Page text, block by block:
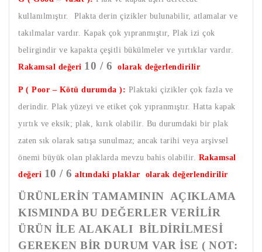
kullanılmıştır. Plakta derin çizikler bulunabilir, atlamalar ve
takılmalar vardır. Kapak çok yıpranmıştır, Plak izi çok
belirgindir ve kapakta çeşitli bükülmeler ve yırtıklar vardır.
Rakamsal değeri 10 / 6 olarak değerlendirilir
P ( Poor – Kötü durumda ): Plaktaki çizikler çok fazla ve
derindir. Plak yüzeyi ve etiket çok yıpranmıştır. Hatta kapak
yırtık ve eksik; plak, kırık olabilir. Bu durumdaki bir plak
zaten sık olarak satışa sunulmaz; ancak tarihi veya arşivsel
önemi büyük olan plaklarda mevzu bahis olabilir. Rakamsal
değeri 10 / 6 altındaki plaklar olarak değerlendirilir
ÜRÜNLERİN TAMAMININ AÇIKLAMA
KISMINDA BU DEĞERLER VERİLİR
ÜRÜN İLE ALAKALI BİLDİRİLMESİ
GEREKEN BİR DURUM VAR İSE ( NOT: